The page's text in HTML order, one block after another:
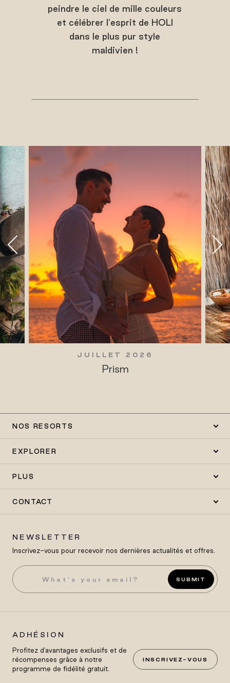
peindre le ciel de mille couleurs
et célébrer l'esprit de HOLI
dans le plus pur style
maldivien !
JUILLET 2026
Prism
NOS RESORTS
EXPLORER
PLUS
CONTACT
NEWSLETTER
Inscrivez-vous pour recevoir nos dernières actualités et offres.
SUBMIT
ADHÉSION
Profitez d'avantages exclusifs et de
récompenses grâce à notre
programme de fidélité gratuit.
INSCRIVEZ-VOUS